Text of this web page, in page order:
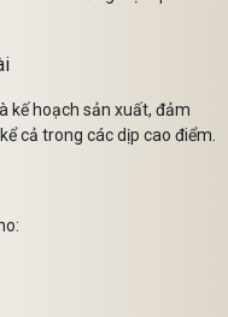
kế hoạch sản xuất, đảm
cả trong các dịp cao điểm.